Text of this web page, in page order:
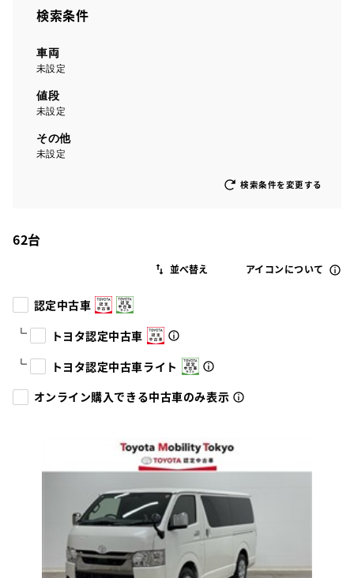
検索条件
車両
未設定
値段
未設定
その他
未設定
検索条件を変更する
62台
アイコンについて
認定中古車
トヨタ認定中古車
トヨタ認定中古車ライト
オンライン購入できる中古車のみ表示